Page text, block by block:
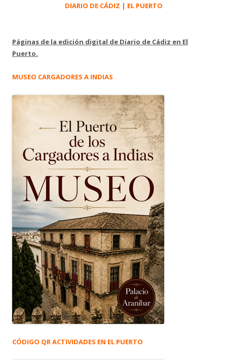
DIARIO DE CÁDIZ | EL PUERTO
Páginas de la edición digital de Diario de Cádiz en El
Puerto.
MUSEO CARGADORES A INDIAS
CÓDIGO QR ACTIVIDADES EN EL PUERTO